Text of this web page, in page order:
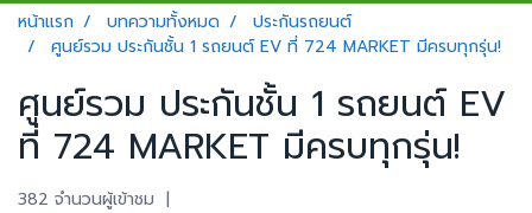
หน้าแรก บทความทั้งหมด
ประกันรถยนต์
ศูนย์รวม ประกันชั้น 1 รถยนต์ EV ที่ 724 MARKET มีครบทุกรุ่น!
ศูนย์รวม ประกันชั้น 1 รถยนต์ EV
ที่ 724 MARKET มีครบทุกรุ่น!
382 จำนวนผู้เข้าชม |